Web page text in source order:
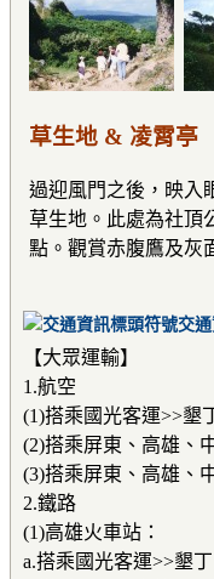
草生地 & 凌霄亭
過迎風門之後，映入
草生地。此處為社頂
點。觀賞赤腹鷹及灰
交
【大眾運輸】
1.航空
(1)搭乘國光客運>>墾
(2)搭乘屏東、高雄、
(3)搭乘屏東、高雄、
2.鐵路
(1)高雄火車站：
a.搭乘國光客運>>墾